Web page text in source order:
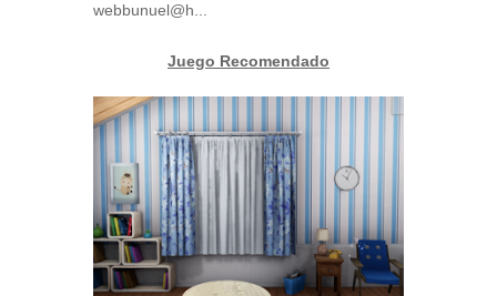
webbunuel@h...
Juego Recomendado